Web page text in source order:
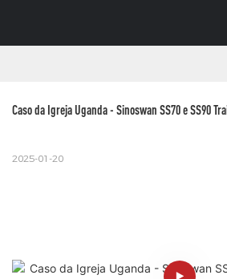
Caso da Igreja Uganda - Sinoswan SS70 e SS90
2025-01-20